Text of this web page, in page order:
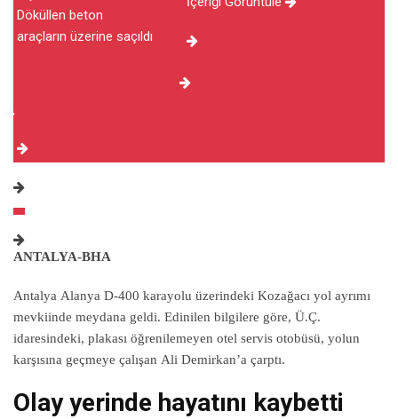
ANTALYA-BHA
Antalya Alanya D-400 karayolu üzerindeki Kozağacı yol ayrımı
mevkiinde meydana geldi. Edinilen bilgilere göre, Ü.Ç.
idaresindeki, plakası öğrenilemeyen otel servis otobüsü, yolun
karşısına geçmeye çalışan Ali Demirkan’a çarptı.
Olay yerinde hayatını kaybetti